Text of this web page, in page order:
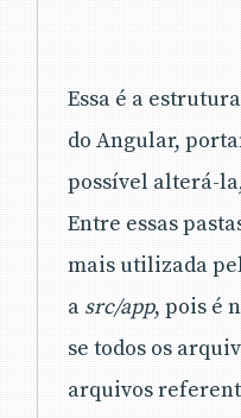
Essa é a
do Angular,
possível alterá-
Entre essas
mais utilizada
a src/app, pois é
se todos os
arquivos